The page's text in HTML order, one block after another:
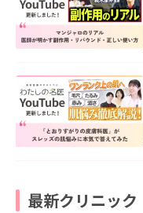
最新クリニック